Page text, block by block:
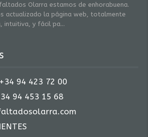
Olarra estamos de enhorabuena.
actualizado la página web, totalmente
intuitiva, y fácil pa
94 423 72 00
94 453 15 68